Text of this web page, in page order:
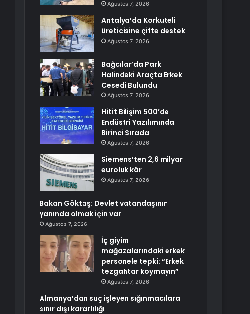
Ağustos 7, 2026
Antalya’da Korkuteli
üreticisine çifte destek
Ağustos 7, 2026
Bağcılar’da Park
Halindeki Araçta Erkek
Cesedi Bulundu
Ağustos 7, 2026
Hitit Bilişim 500’de
Endüstri Yazılımında
Birinci Sırada
Ağustos 7, 2026
Siemens’ten 2,6 milyar
euroluk kâr
Ağustos 7, 2026
Bakan Göktaş: Devlet vatandaşının
yanında olmak için var
Ağustos 7, 2026
İç giyim
mağazalarındaki erkek
personele tepki: “Erkek
tezgahtar koymayın”
Ağustos 7, 2026
Almanya’dan suç işleyen sığınmacılara
sınır dışı kararlılığı